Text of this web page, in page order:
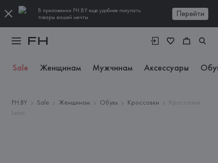
В приложении FH.BY еще удобнее покупать
товары вашей мечты
Перейти
Sale Женщинам Мужчинам Аксессуары
FH.BY Sale Женщинам Обувь Кроссовки
Кроссовки
Leon